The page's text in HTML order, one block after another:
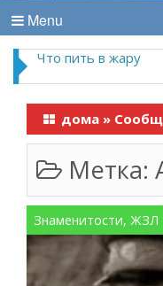
Menu
Что пить в жару
дома »
Метка:
Знаменитости, ЖЗЛ